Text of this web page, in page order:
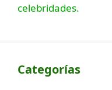
Categorías